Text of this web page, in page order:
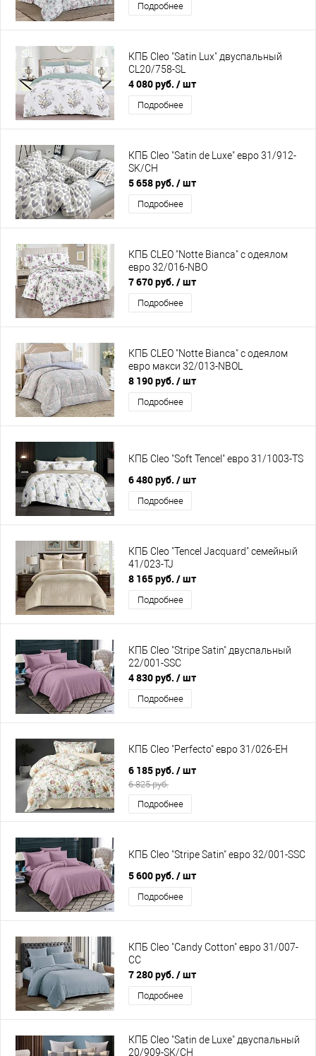
Подробнее
КПБ Cleo "Satin Lux" двуспальный
CL20/758-SL
4 080 руб. / шт
Подробнее
КПБ Cleo "Satin de Luxe" евро 31/912-
SK/CH
5 658 руб. / шт
Подробнее
КПБ CLEO "Notte Bianca" с одеялом
евро 32/016-NBO
7 670 руб. / шт
Подробнее
КПБ CLEO "Notte Bianca" с одеялом
евро макси 32/013-NBOL
8 190 руб. / шт
Подробнее
КПБ Cleo "Soft Tencel" евро 31/1003-TS
6 480 руб. / шт
Подробнее
КПБ Cleo "Tencel Jacquard" семейный
41/023-TJ
8 165 руб. / шт
Подробнее
КПБ Cleo "Stripe Satin" двуспальный
22/001-SSC
4 830 руб. / шт
Подробнее
КПБ Cleo "Perfecto" евро 31/026-EH
6 185 руб. / шт
6 825 руб.
Подробнее
КПБ Cleo "Stripe Satin" евро 32/001-SSC
5 600 руб. / шт
Подробнее
КПБ Cleo "Candy Cotton" евро 31/007-
CC
7 280 руб. / шт
Подробнее
КПБ Cleo "Satin de Luxe" двуспальный
20/909-SK/CH